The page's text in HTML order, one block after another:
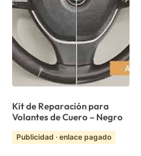
Kit de Reparación para
Volantes de Cuero – Negro
Publicidad · enlace pagado